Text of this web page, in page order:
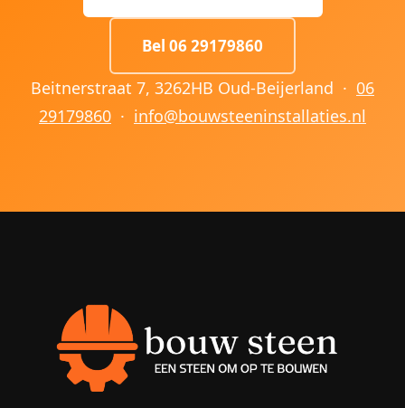
Bel 06 29179860
Beitnerstraat 7, 3262HB Oud-Beijerland · 06
29179860 · info@bouwsteeninstallaties.nl